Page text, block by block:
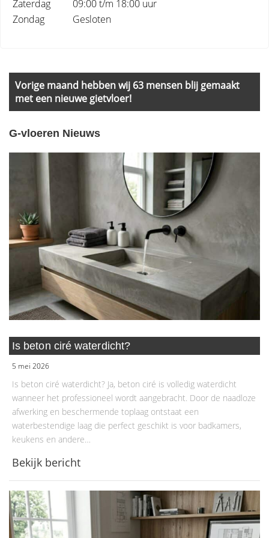
Zaterdag
09:00 t/m 18:00 uur
Zondag
Gesloten
Vorige maand hebben wij 63 mensen blij gemaakt
met een nieuwe gietvloer!
G-vloeren Nieuws
Is beton ciré waterdicht?
5 mei 2026
Is beton ciré waterdicht? Ja, beton ciré is volledig waterdicht
wanneer het professioneel wordt aangebracht. Door de naadloze
afwerking en beschermende toplaag ontstaat een
waterbestendige laag die perfect geschikt is voor badkamers,
keukens en andere…
Bekijk bericht